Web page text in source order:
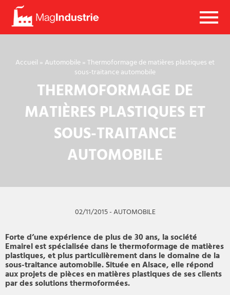
Mag
Industrie
Accueil » Automobile»Thermoformage de matières plastiques et
sous-traitance automobile
THERMOFORMAGE DE
MATIÈRES PLASTIQUES ET
SOUS-TRAITANCE
AUTOMOBILE
02/11/2015-AUTOMOBILE
Forte d’une expérience de plus de 30 ans, la société
Emairel est spécialisée dans le thermoformage de matières
plastiques, et plus particulièrement dans le domaine de la
sous-traitance automobile. Située en Alsace, elle répond
aux projets de pièces en matières plastiques de ses clients
par des solutions thermoformées.